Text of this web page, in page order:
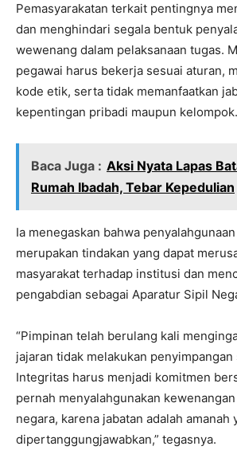
Pemasyarakatan terkait pentingnya
dan menghindari segala bentuk
wewenang dalam pelaksanaan tugas.
pegawai harus bekerja sesuai aturan,
kode etik, serta tidak memanfaatkan
kepentingan pribadi maupun kelompok.
Baca Juga : Aksi Nyata Lapas
Rumah Ibadah, Tebar Kepedulian
Ia menegaskan bahwa
merupakan tindakan yang dapat
masyarakat terhadap institusi dan
pengabdian sebagai Aparatur Sipil
“Pimpinan telah berulang kali
jajaran tidak melakukan
Integritas harus menjadi komitmen
pernah menyalahgunakan
negara, karena jabatan adalah amanah
dipertanggungjawabkan,” tegasnya.